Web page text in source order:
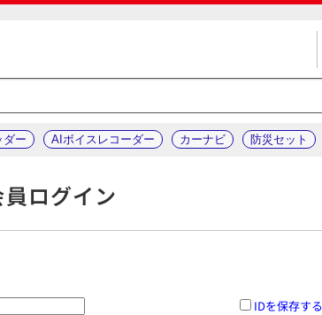
ダー AIボイスレコーダー カーナビ 防災セット
員ログイン
IDを保存する